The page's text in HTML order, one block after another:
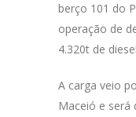
berço 101 do
operação de
4.320t de
A carga veio
Maceió e será